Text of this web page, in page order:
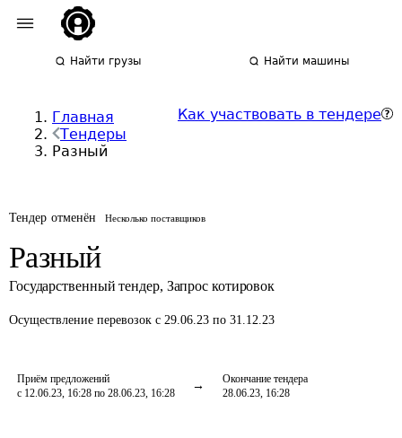
Найти грузы Найти машины
Главная
Тендеры
Разный
Как участвовать в тендере
Тендер отменён Несколько поставщиков
Разный
Государственный тендер, Запрос котировок
Осуществление перевозок с 29.06.23 по 31.12.23
Приём предложений
с 12.06.23, 16:28 по 28.06.23, 16:28
Окончание тендера
28.06.23, 16:28